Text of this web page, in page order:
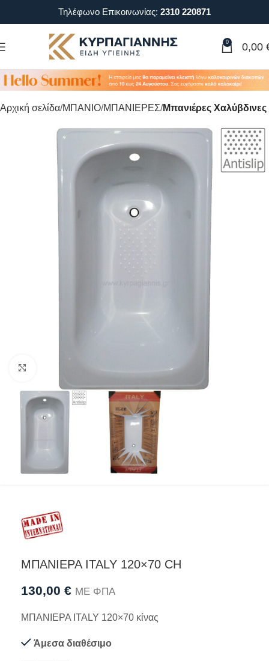
Τηλέφωνο Επικοινωνίας: 2310 220871
0 0,00
Αρχική σελίδα ΜΠΑΝΙΟ ΜΠΑΝΙΕΡΕΣ Μπανιέρες Χαλύβδινες
ΜΠΑΝΙΕΡΑ ITALY 120×70 CH
130,00 € ΜΕ ΦΠΑ
ΜΠΑΝΙΕΡΑ ITALY 120×70 κίνας
Άμεσα διαθέσιμο